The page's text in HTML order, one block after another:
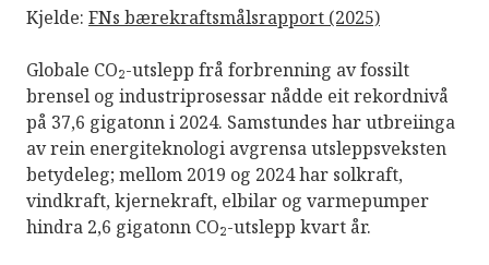
Kjelde: FNs bærekraftsmålsrapport (2025)
Globale CO₂-utslepp frå forbrenning av fossilt
brensel og industriprosessar nådde eit rekordnivå
på 37,6 gigatonn i 2024. Samstundes har utbreiinga
av rein energiteknologi avgrensa utsleppsveksten
betydeleg; mellom 2019 og 2024 har solkraft,
vindkraft, kjernekraft, elbilar og varmepumper
hindra 2,6 gigatonn CO₂-utslepp kvart år.